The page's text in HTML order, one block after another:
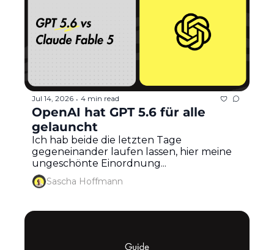
Jul 14, 2026 • 4 min read
OpenAI hat GPT 5.6 für alle
gelauncht
Ich hab beide die letzten Tage
gegeneinander laufen lassen, hier meine
ungeschönte Einordnung...
Sascha Hoffmann